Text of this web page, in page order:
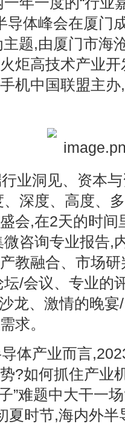
导体峰会在厦门
主题,由厦门市海
炬高技术产业
机中国联盟主
业洞见、资本
深度、高度、
会,在2天的时间
咨询专业报告,
教融合、市场
/会议、专业的
龙、激情的晚
求。
体产业而言
?如何抓住产业
”难题中大干一
夏时节,海内外